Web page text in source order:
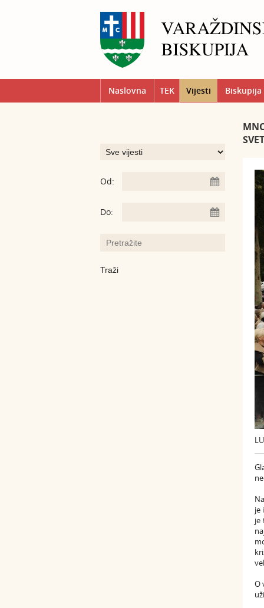
Naslovna TEK Vijesti Biskupija
Od:
Do:
je
je
O